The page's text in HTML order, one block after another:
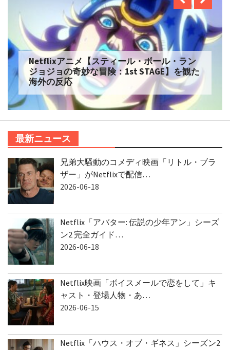
Netflixアニメ【スティール・ボール・ラン
ジョジョの奇妙な冒険：1st STAGE】を観た
海外の反応
最新ニュース
兄弟大騒動のコメディ映画「リトル・ブラ
ザー」がNetflixで配信…
2026-06-18
Netflix「アバター: 伝説の少年アン」シーズ
ン2 完全ガイド…
2026-06-18
Netflix映画「ボイスメールで恋をして」キ
ャスト・登場人物・あ…
2026-06-15
Netflix「ハウス・オブ・ギネス」シーズン2